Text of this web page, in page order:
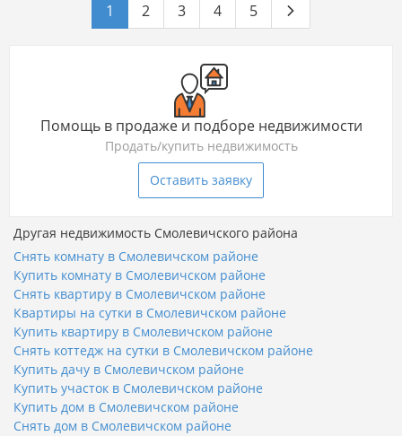
1 2 3 4 5
Помощь в продаже и подборе недвижимости
Продать/купить недвижимость
Оставить заявку
Другая недвижимость Смолевичского района
Снять комнату в Смолевичском районе
Купить комнату в Смолевичском районе
Снять квартиру в Смолевичском районе
Квартиры на сутки в Смолевичском районе
Купить квартиру в Смолевичском районе
Снять коттедж на сутки в Смолевичском районе
Купить дачу в Смолевичском районе
Купить участок в Смолевичском районе
Купить дом в Смолевичском районе
Снять дом в Смолевичском районе